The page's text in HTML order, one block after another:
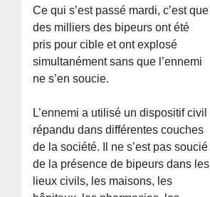
Ce qui s’est passé mardi, c’est que
des milliers des bipeurs ont été
pris pour cible et ont explosé
simultanément sans que l’ennemi
ne s’en soucie.
L’ennemi a utilisé un dispositif civil
répandu dans différentes couches
de la société. Il ne s’est pas soucié
de la présence de bipeurs dans les
lieux civils, les maisons, les